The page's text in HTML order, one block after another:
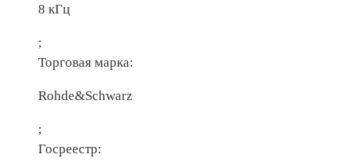
8 кГц
;
Торговая марка:
Rohde&Schwarz
;
Госреестр: